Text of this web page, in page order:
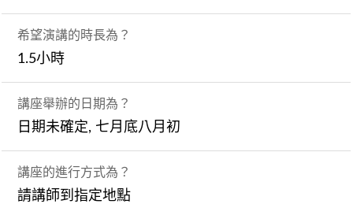
希望演講的時長為？
1.5小時
講座舉辦的日期為？
日期未確定, 七月底八月初
講座的進行方式為？
請講師到指定地點